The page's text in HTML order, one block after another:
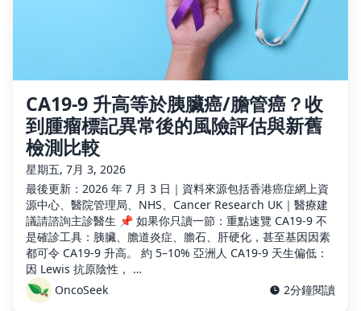
CA19-9 升高等於胰臟癌/膽管癌？收
到腫瘤標記異常後的風險評估與新舊
檢測比較
星期五, 7月 3, 2026
最後更新：2026 年 7 月 3 日｜資料來源包括香港癌症網上資
源中心、醫院管理局、NHS、Cancer Research UK｜醫療建
議請諮詢主診醫生 📌 如果你只讀一節：重點速覽 CA19-9 不
是確診工具：胰臟、膽道炎症、膽石、肝硬化，甚至基因因素
都可令 CA19-9 升高。 約 5–10% 亞洲人 CA19-9 天生偏低：
因 Lewis 抗原陰性， …
OncoSeek
2分鐘閱讀